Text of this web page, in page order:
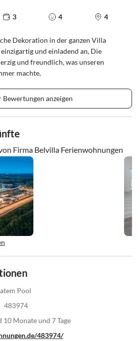
3 4 4
Dekoration in der ganzen Villa
und einladend an, Die
und freundlich, was unseren
machte,
Bewertungen anzeigen
Firma Belvilla Ferienwohnungen
Pool
483974
10 Monate und 7 Tage
483974/